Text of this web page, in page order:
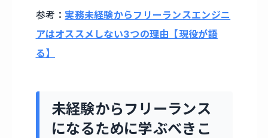
参考： 実務未経験からフリーランスエンジニ
アはオススメしない3つの理由【現役が語
る】
未経験からフリーランス
になるために学ぶべきこ